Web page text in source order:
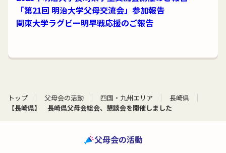
「第21回 明治大学父母交流会」参加報告
関東大学ラグビー明早戦応援のご報告
トップ 父母会の活動 四国・九州エリア
長崎県
【長崎県】 長崎県父母会総会、懇談会を開催しました
父母会の活動